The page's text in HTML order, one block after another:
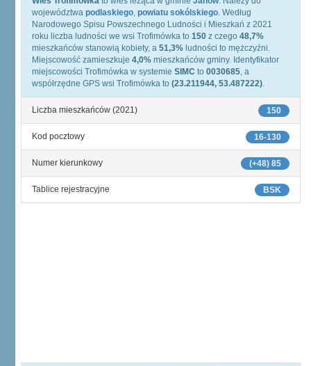
województwa podlaskiego, powiatu sokólskiego. Według
Narodowego Spisu Powszechnego Ludności i Mieszkań z 2021
roku liczba ludności we wsi Trofimówka to 150 z czego 48,7%
mieszkańców stanowią kobiety, a 51,3% ludności to mężczyźni.
Miejscowość zamieszkuje 4,0% mieszkańców gminy. Identyfikator
miejscowości Trofimówka w systemie SIMC to 0030685, a
współrzędne GPS wsi Trofimówka to (23.211944, 53.487222).
150
Liczba mieszkańców (2021)
16-130
Kod pocztowy
(+48) 85
Numer kierunkowy
BSK
Tablice rejestracyjne